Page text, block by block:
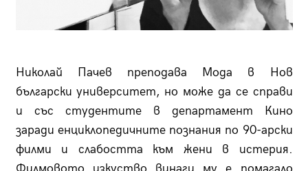
Николай Пачев преподава Мода в Нов
български университет, но може да се справи
и със студентите в департамент Кино
заради енциклопедичните познания по 90-арски
филми и слабостта към жени в истерия.